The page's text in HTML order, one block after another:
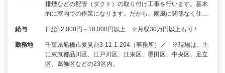
排煙などの配管（ダクト）の取り付け工事を行います。基本
的に室内での作業になります。だから、雨風に関係なく仕…
給与 日給12,000円～18,000円以上 ☆月収30万円以上も可！
勤務地
千葉県船橋市夏見台3-11-1-204（事務所）／ ※現場は、主
に東京都品川区、江戸川区、江東区、墨田区、中央区、足立
区、葛飾区などの23区内。